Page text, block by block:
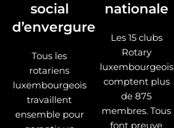
social
d’envergure
Tous les
rotariens
luxembourgeois
travaillent
ensemble pour
nationale
Les 15 clubs
Rotary
luxembourgeois
comptent plus
de 875
membres. Tous
font preuve